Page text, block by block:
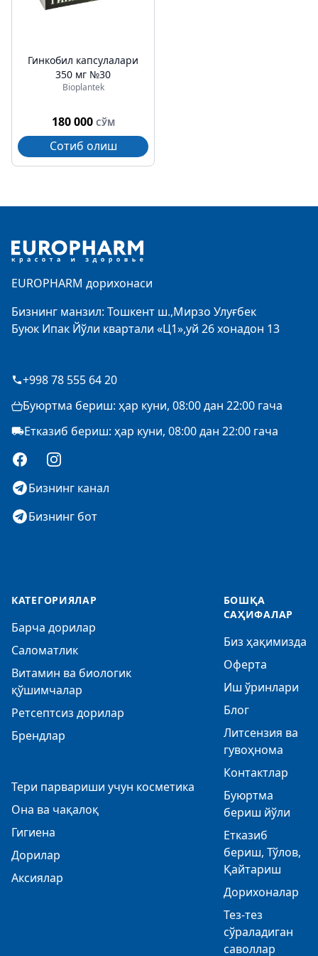
Гинкобил капсулалари
350 мг №30
Bioplantek
180 000 СЎМ
Сотиб олиш
EUROPHARM дорихонаси
Бизнинг манзил: Тошкент ш.,Мирзо Улуғбек
Буюк Ипак Йўли квартали «Ц1»,уй 26 хонадон 13
+998 78 555 64 20
Буюртма бериш: ҳар куни, 08:00 дан 22:00 гача
Етказиб бериш: ҳар куни, 08:00 дан 22:00 гача
FacebookInstagram
Бизнинг канал
Бизнинг бот
КАТЕГОРИЯЛАР
Барча дорилар
Саломатлик
Витамин ва биологик
қўшимчалар
Ретсептсиз дорилар
Брендлар
Тери парвариши учун косметика
Она ва чақалоқ
Гигиена
Дорилар
Аксиялар
БОШҚА
САҲИФАЛАР
Биз ҳақимизда
Оферта
Иш ўринлари
Блог
Литсензия ва
гувоҳнома
Контактлар
Буюртма
бериш йўли
Етказиб
бериш, Тўлов,
Қайтариш
Дорихоналар
Тез-тез
сўраладиган
саволлар